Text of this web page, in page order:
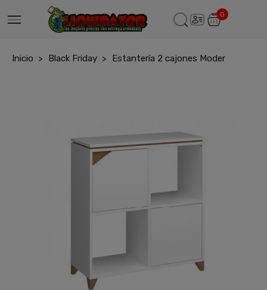
0
Inicio Black Friday Estantería 2 cajones Moder